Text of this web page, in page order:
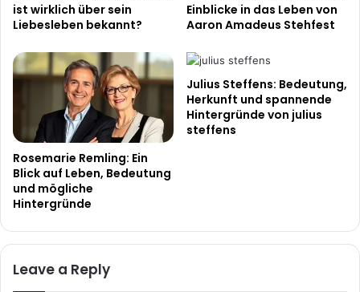
ist wirklich über sein
Liebesleben bekannt?
Einblicke in das Leben von
Aaron Amadeus Stehfest
Rosemarie Remling: Ein
Blick auf Leben, Bedeutung
und mögliche
Hintergründe
Julius Steffens: Bedeutung,
Herkunft und spannende
Hintergründe von julius
steffens
Leave a Reply